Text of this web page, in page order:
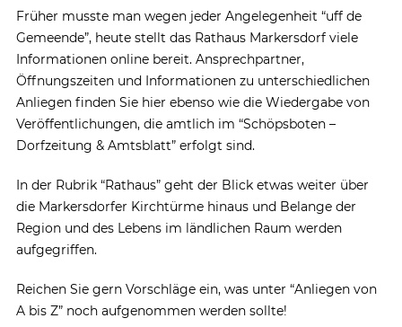
Früher musste man wegen jeder Angelegenheit “uff de
Gemeende”, heute stellt das Rathaus Markersdorf viele
Informationen online bereit. Ansprechpartner,
Öffnungszeiten und Informationen zu unterschiedlichen
Anliegen finden Sie hier ebenso wie die Wiedergabe von
Veröffentlichungen, die amtlich im “Schöpsboten –
Dorfzeitung & Amtsblatt” erfolgt sind.
In der Rubrik “Rathaus” geht der Blick etwas weiter über
die Markersdorfer Kirchtürme hinaus und Belange der
Region und des Lebens im ländlichen Raum werden
aufgegriffen.
Reichen Sie gern Vorschläge ein, was unter “Anliegen von
A bis Z” noch aufgenommen werden sollte!